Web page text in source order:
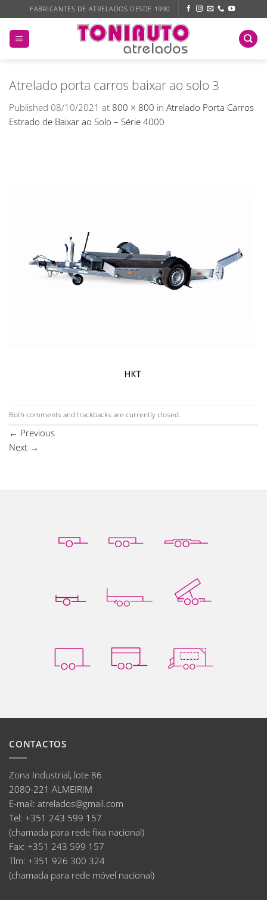
to
content
FABRICANTES DE ATRELADOS DESDE 1990
Atrelado porta carros baixar ao solo 3
Published 08/10/2021 at 800 × 800 in Atrelado Porta Carros
Estrado de Baixar ao Solo – Série 4000
Both comments and trackbacks are currently closed.
← Previous
Next →
CONTACTOS
Zona Industrial, lote 86
2080-221 ALMEIRIM
E-mail: atrelados@gmail.com
Tel: +351 243 599 157
(chamada para rede fixa nacional)
Fax: +351 243 599 157
Tlm: +351 926 300 324
(chamada para rede móvel nacional)